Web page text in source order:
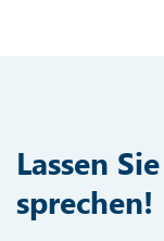
Lassen
sprechen!